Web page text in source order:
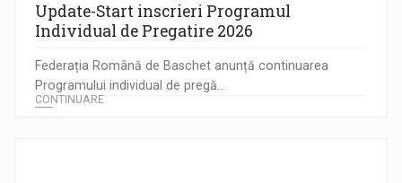
Update-Start inscrieri Programul
Individual de Pregatire 2026
Federația Română de Baschet anunță continuarea
Programului individual de pregă...
CONTINUARE